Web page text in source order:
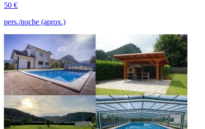
50 €
pers./noche (aprox.)